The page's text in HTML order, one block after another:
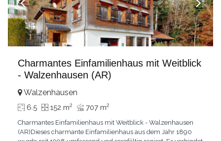
Charmantes Einfamilienhaus mit Weitblick
- Walzenhausen (AR)
Walzenhausen
6.5 152 m2 707 m2
Charmantes Einfamilienhaus mit Weitblick - Walzenhausen
(AR)Dieses charmante Einfamilienhaus aus dem Jahr 1890